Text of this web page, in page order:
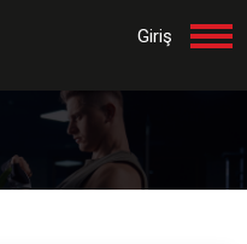
Giriş